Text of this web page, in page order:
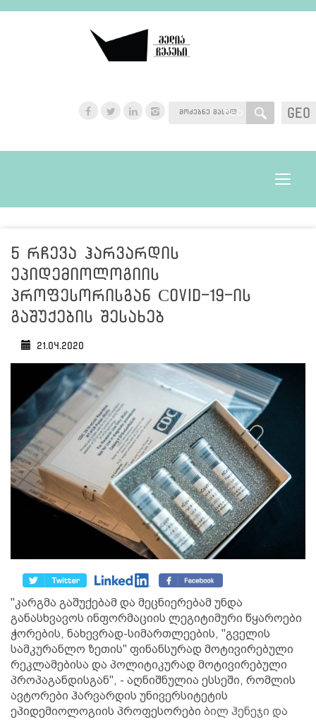
GEO
GEO
Toggle
5 რჩევა ჰარვარდის
ეპიდემიოლოგიის
პროფესორისგან Сovid-19-ის
გაშუქების შესახებ
21.04.2020
"კარგმა გაშუქებამ და მეცნიერებამ უნდა
განასხვავოს ინფორმაციის ლეგიტიმური წყაროები
ჭორების, ნახევრად-სიმართლეების, "გველის
სამკურანლო ზეთის" ფინანსურად მოტივირებული
რეკლამებისა და პოლიტიკურად მოტივირებული
პროპაგანდისგან", - აღნიშნულია ესსეში, რომლის
ავტორები ჰარვარდის უნივერსიტეტის
ეპიდემიოლოგიის პროფესორები ბილ ჰენეჯი და